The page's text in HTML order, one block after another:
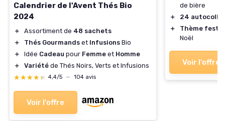
Calendrier de l'Avent Thés Bio
2024
＋ Assortiment de 48 sachets
＋
Thés Gourmands et Infusions Bio
＋
Idée Cadeau pour Femme et Homme
＋
Variété de Thés Noirs, Verts et Infusions
★★★★★
★★★★★ 4,4/5 — 104 avis
Voir l'offre
de bière
＋
24
＋
Thème festif
Noël
Voir l'offre